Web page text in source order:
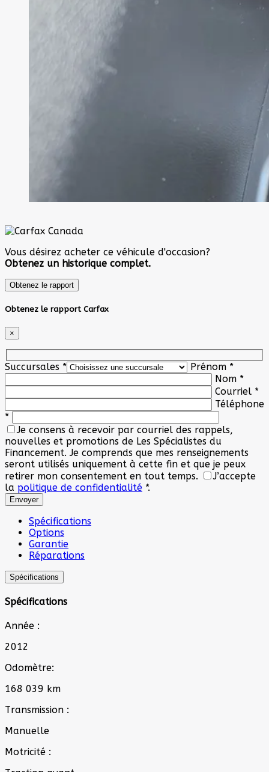
Vous désirez acheter ce véhicule d'occasion?
Obtenez un historique complet.
Obtenez le rapport
Obtenez le rapport Carfax
×
Succursales * Prénom *
Nom *
Courriel *
Téléphone
*
Je consens à recevoir par courriel des rappels,
nouvelles et promotions de Les Spécialistes du
Financement. Je comprends que mes renseignements
seront utilisés uniquement à cette fin et que je peux
retirer mon consentement en tout temps.
J’accepte
la politique de confidentialité *.
Spécifications
Options
Garantie
Réparations
Spécifications
Spécifications
Année :
2012
Odomètre:
168 039 km
Transmission :
Manuelle
Motricité :